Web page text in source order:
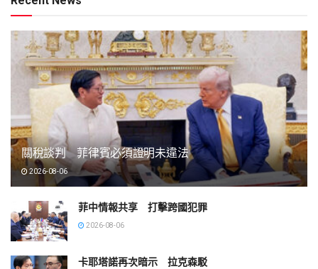
關稅談判 菲律賓必須證明未違法
2026-08-06
菲中情報共享 打擊跨國犯罪
2026-08-06
卡耶塔諾再次暗示 拉克森駁